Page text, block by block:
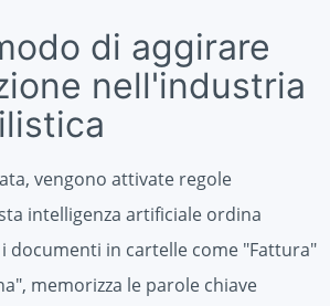
di aggirare
nell'industria
vengono attivate regole
intelligenza artificiale ordina
documenti in cartelle come "Fattura"
memorizza le parole chiave